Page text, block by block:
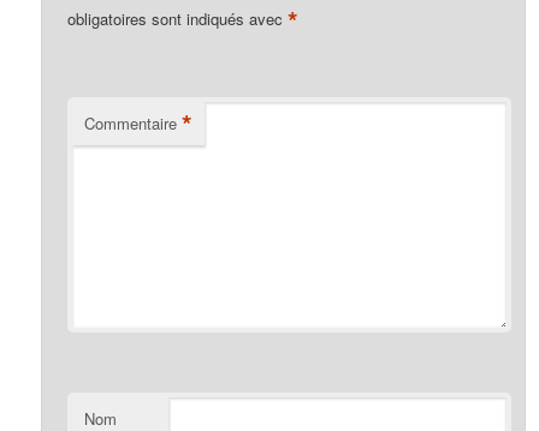
obligatoires sont indiqués avec*
Commentaire *
Nom